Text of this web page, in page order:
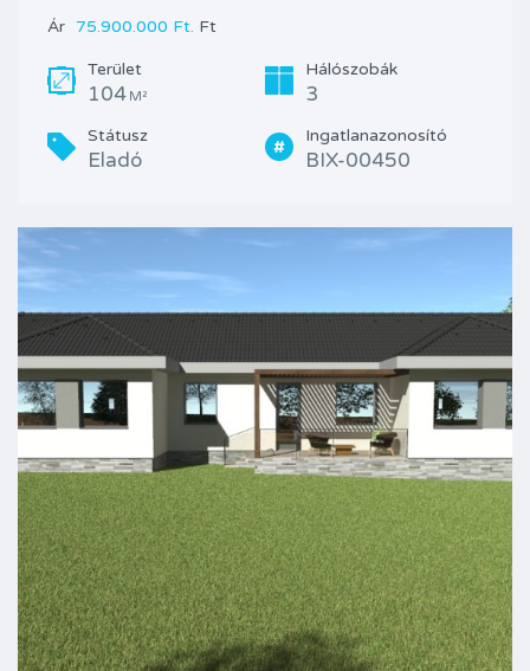
Ár 75.900.000 Ft. Ft
Terület
104 M²
Hálószobák
3
Státusz
Eladó
Ingatlanazonosító
BIX-00450